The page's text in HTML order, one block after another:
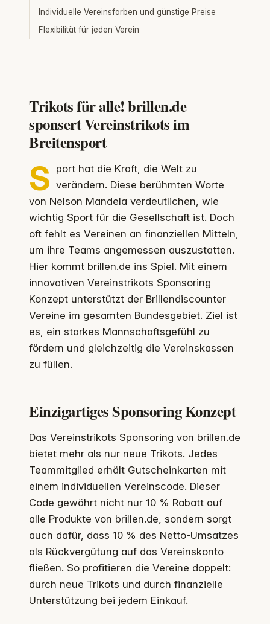
Individuelle Vereinsfarben und günstige Preise
Flexibilität für jeden Verein
Trikots für alle! brillen.de
sponsert Vereinstrikots im
Breitensport
S port hat die Kraft, die Welt zu
verändern. Diese berühmten Worte
von Nelson Mandela verdeutlichen, wie
wichtig Sport für die Gesellschaft ist. Doch
oft fehlt es Vereinen an finanziellen Mitteln,
um ihre Teams angemessen auszustatten.
Hier kommt brillen.de ins Spiel. Mit einem
innovativen Vereinstrikots Sponsoring
Konzept unterstützt der Brillendiscounter
Vereine im gesamten Bundesgebiet. Ziel ist
es, ein starkes Mannschaftsgefühl zu
fördern und gleichzeitig die Vereinskassen
zu füllen.
Einzigartiges Sponsoring Konzept
Das Vereinstrikots Sponsoring von brillen.de
bietet mehr als nur neue Trikots. Jedes
Teammitglied erhält Gutscheinkarten mit
einem individuellen Vereinscode. Dieser
Code gewährt nicht nur 10 % Rabatt auf
alle Produkte von brillen.de, sondern sorgt
auch dafür, dass 10 % des Netto-Umsatzes
als Rückvergütung auf das Vereinskonto
fließen. So profitieren die Vereine doppelt:
durch neue Trikots und durch finanzielle
Unterstützung bei jedem Einkauf.